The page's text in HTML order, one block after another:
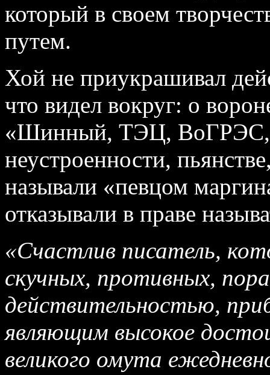
который в своем
путем.
Хой не приукрашивал
что видел вокруг: о
«Шинный, ТЭЦ, ВоГРЭС,
неустроенности,
называли «певцом
отказывали в праве
«Счастлив писатель,
скучных, противных,
действительностью,
являющим высокое
великого омута